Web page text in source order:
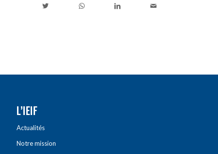
L’IEIF
Actualités
Notre mission